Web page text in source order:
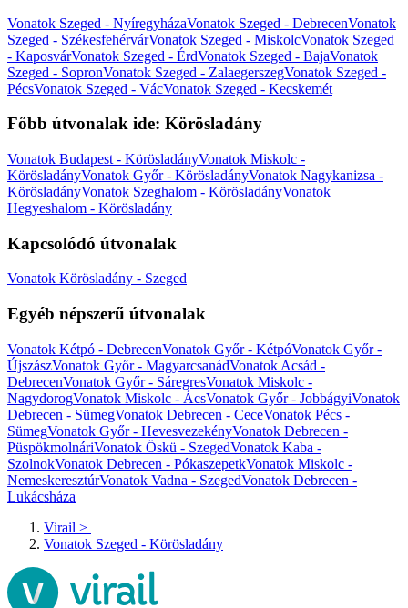
Vonatok Szeged - NyíregyházaVonatok Szeged - DebrecenVonatok
Szeged - SzékesfehérvárVonatok Szeged - MiskolcVonatok Szeged
- KaposvárVonatok Szeged - ÉrdVonatok Szeged - BajaVonatok
Szeged - SopronVonatok Szeged - ZalaegerszegVonatok Szeged -
PécsVonatok Szeged - VácVonatok Szeged - Kecskemét
Főbb útvonalak ide: Körösladány
Vonatok Budapest - KörösladányVonatok Miskolc -
KörösladányVonatok Győr - KörösladányVonatok Nagykanizsa -
KörösladányVonatok Szeghalom - KörösladányVonatok
Hegyeshalom - Körösladány
Kapcsolódó útvonalak
Vonatok Körösladány - Szeged
Egyéb népszerű útvonalak
Vonatok Kétpó - DebrecenVonatok Győr - KétpóVonatok Győr -
ÚjszászVonatok Győr - MagyarcsanádVonatok Acsád -
DebrecenVonatok Győr - SáregresVonatok Miskolc -
NagydorogVonatok Miskolc - ÁcsVonatok Győr - JobbágyiVonatok
Debrecen - SümegVonatok Debrecen - CeceVonatok Pécs -
SümegVonatok Győr - HevesvezekényVonatok Debrecen -
PüspökmolnáriVonatok Öskü - SzegedVonatok Kaba -
SzolnokVonatok Debrecen - PókaszepetkVonatok Miskolc -
NemeskeresztúrVonatok Vadna - SzegedVonatok Debrecen -
Lukácsháza
Virail >
Vonatok Szeged - Körösladány